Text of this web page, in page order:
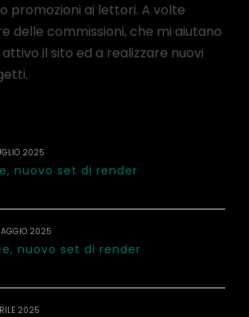
promozioni ai lettori. A volte
delle commissioni, che mi aiutano
il sito ed a realizzare nuovi
2025
nuovo set di render
2025
nuovo set di render
2025